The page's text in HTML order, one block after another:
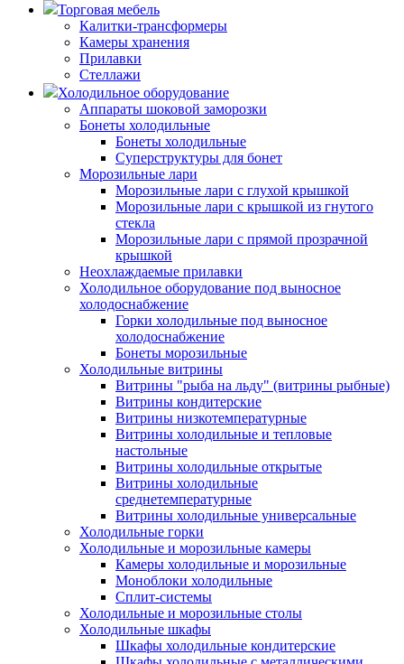
Торговая мебель
Калитки-трансформеры
Камеры хранения
Прилавки
Стеллажи
Холодильное оборудование
Аппараты шоковой заморозки
Бонеты холодильные
Бонеты холодильные
Суперструктуры для бонет
Морозильные лари
Морозильные лари с глухой крышкой
Морозильные лари с крышкой из гнутого
стекла
Морозильные лари с прямой прозрачной
крышкой
Неохлаждаемые прилавки
Холодильное оборудование под выносное
холодоснабжение
Горки холодильные под выносное
холодоснабжение
Бонеты морозильные
Холодильные витрины
Витрины "рыба на льду" (витрины рыбные)
Витрины кондитерские
Витрины низкотемпературные
Витрины холодильные и тепловые
настольные
Витрины холодильные открытые
Витрины холодильные
среднетемпературные
Витрины холодильные универсальные
Холодильные горки
Холодильные и морозильные камеры
Камеры холодильные и морозильные
Моноблоки холодильные
Сплит-системы
Холодильные и морозильные столы
Холодильные шкафы
Шкафы холодильные кондитерские